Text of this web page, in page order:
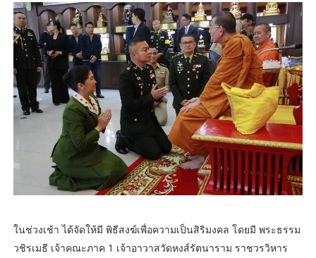
ในช่วงเช้า ได้จัดให้มี พิธีสงฆ์เพื่อความเป็นสิริมงคล โดยมี พระธรรม
วชิรเมธี เจ้าคณะภาค 1 เจ้าอาวาสวัดหงส์รัตนาราม ราชวรวิหาร